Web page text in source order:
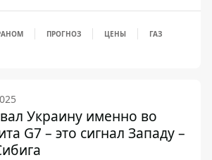
ПРОГНОЗ ЦЕНЫ ГАЗ
Украину именно во
G7 – это сигнал Западу –